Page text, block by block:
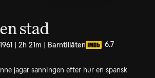
stad
| 2h 21m | Barntillåten 6.7
jagar sanningen efter hur en spansk